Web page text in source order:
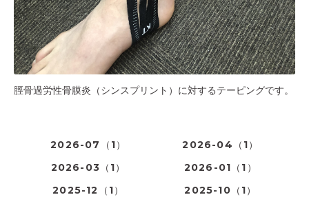
脛骨過労性骨膜炎（シンスプリント）に対するテーピングです。
2026-07（1）
2026-04（1）
2026-03（1）
2026-01（1）
2025-12（1）
2025-10（1）